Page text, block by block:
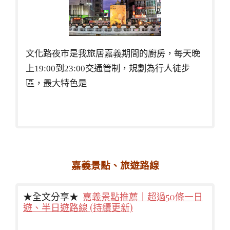
文化路夜市是我旅居嘉義期間的廚房，每天晚
上19:00到23:00交通管制，規劃為行人徒步
區，最大特色是
嘉義景點、旅遊路線
★全文分享★ 嘉義景點推薦｜超過50條一日
遊、半日遊路線 (持續更新)